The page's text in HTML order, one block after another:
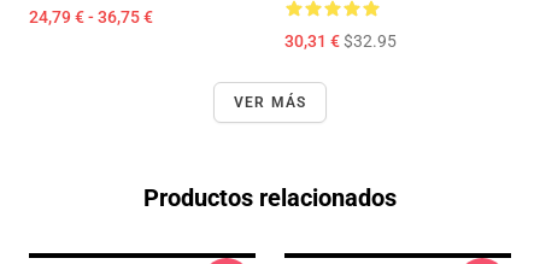
24,79 € - 36,75 €
30,31 €$32.95
VER MÁS
Productos relacionados